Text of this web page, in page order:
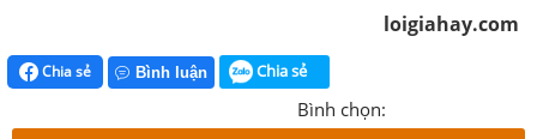
loigiahay.com
Chia sẻ Bình luận Chia sẻ
Bình chọn: